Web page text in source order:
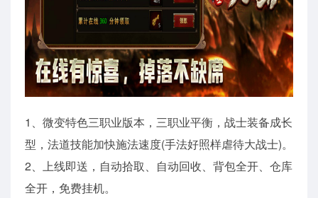
1、微变特色三职业版本，三职业平衡，战士装备成长
型，法道技能加快施法速度(手法好照样虐待大战士)。
2、上线即送，自动拾取、自动回收、背包全开、仓库
全开，免费挂机。